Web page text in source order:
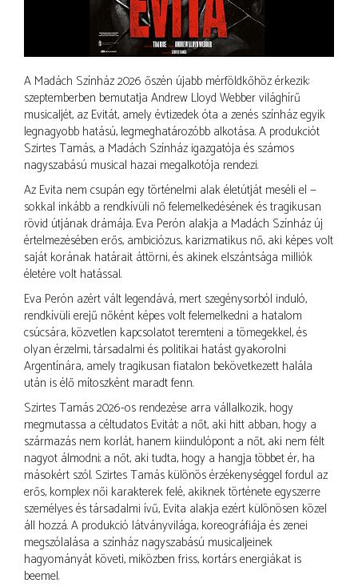
A Madách Színház 2026 őszén újabb mérföldkőhöz érkezik:
szeptemberben bemutatja Andrew Lloyd Webber világhírű
musicaljét, az Evitát, amely évtizedek óta a zenés színház egyik
legnagyobb hatású, legmeghatározóbb alkotása. A produkciót
Szirtes Tamás, a Madách Színház igazgatója és számos
nagyszabású musical hazai megalkotója rendezi.
Az Evita nem csupán egy történelmi alak életútját meséli el —
sokkal inkább a rendkívüli nő felemelkedésének és tragikusan
rövid útjának drámája. Eva Perón alakja a Madách Színház új
értelmezésében erős, ambiciózus, karizmatikus nő, aki képes volt
saját korának határait áttörni, és akinek elszántsága milliók
életére volt hatással.
Eva Perón azért vált legendává, mert szegénysorból induló,
rendkívüli erejű nőként képes volt felemelkedni a hatalom
csúcsára, közvetlen kapcsolatot teremteni a tömegekkel, és
olyan érzelmi, társadalmi és politikai hatást gyakorolni
Argentínára, amely tragikusan fiatalon bekövetkezett halála
után is élő mítoszként maradt fenn.
Szirtes Tamás 2026-os rendezése arra vállalkozik, hogy
megmutassa a céltudatos Evitát: a nőt, aki hitt abban, hogy a
származás nem korlát, hanem kiindulópont; a nőt, aki nem félt
nagyot álmodni; a nőt, aki tudta, hogy a hangja többet ér, ha
másokért szól. Szirtes Tamás különös érzékenységgel fordul az
erős, komplex női karakterek felé, akiknek története egyszerre
személyes és társadalmi ívű, Evita alakja ezért különösen közel
áll hozzá. A produkció látványvilága, koreográfiája és zenei
megszólalása a színház nagyszabású musicaljeinek
hagyományát követi, miközben friss, kortárs energiákat is
beemel.